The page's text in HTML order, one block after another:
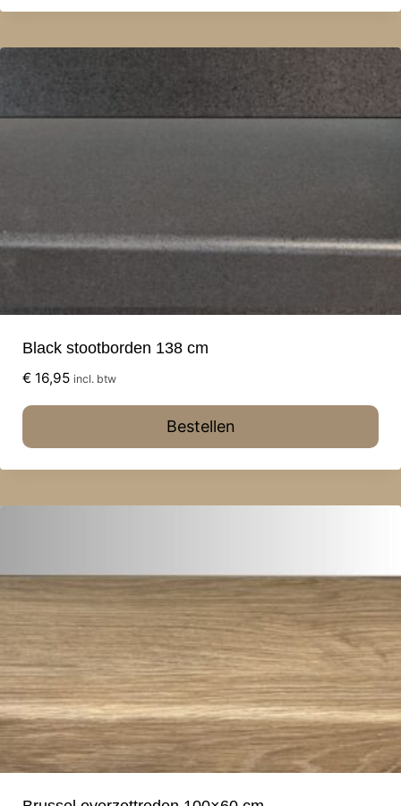
Black stootborden 138 cm
€ 16,95 incl. btw
Bestellen